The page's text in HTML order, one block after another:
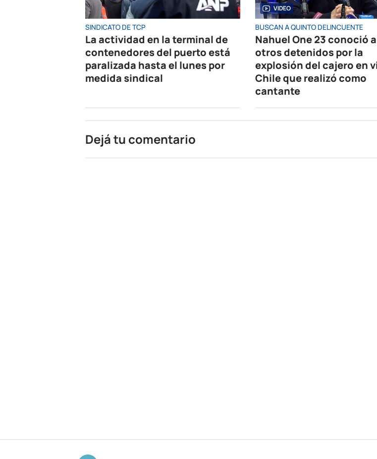
SINDICATO DE TCP
La actividad en la terminal de
contenedores del puerto está
paralizada hasta el lunes por
medida sindical
VIDEO
BUSCAN A QUINTO DELINCUENTE
Nahuel One 23 conoció
otros detenidos por la
explosión del cajero en
Chile que realizó como
cantante
Dejá tu comentario